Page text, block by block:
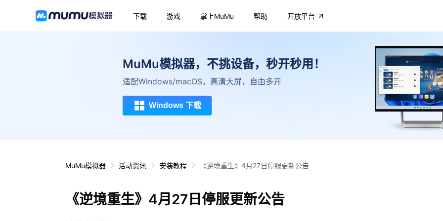
下载 游戏 掌上MuMu 帮助 开放平台
MuMu模拟器，不挑设备，秒开秒用！
适配Windows/macOS，高清大屏，自由多开
Windows 下载
MuMu模拟器 活动资讯 安装教程 《逆境重生》4月27日停服更新公告
《逆境重生》4月27日停服更新公告